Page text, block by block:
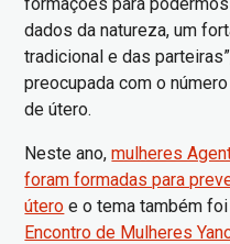
dados da natureza, um
tradicional e das
preocupada com o
de útero.
Neste ano,mulheres
foram formadas para
útero e o tema também
Encontro de Mulheres